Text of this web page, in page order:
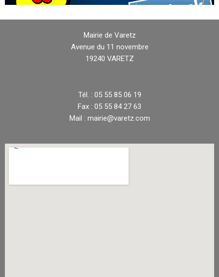
Mairie de Varetz
Avenue du 11 novembre
19240 VARETZ
Tél. : 05 55 85 06 19
Fax : 05 55 84 27 63
Mail : mairie@varetz.com